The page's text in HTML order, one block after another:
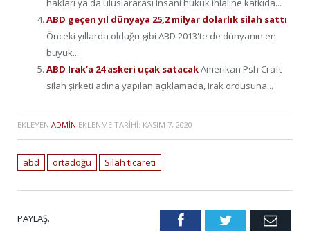
hakları ya da uluslararası insani hukuk ihlaline katkıda...
ABD geçen yıl dünyaya 25,2 milyar dolarlık silah sattı
Önceki yıllarda olduğu gibi ABD 2013'te de dünyanın en
büyük...
ABD Irak’a 24 askeri uçak satacakAmerikan Psh Craft
silah şirketi adına yapılan açıklamada, Irak ordusuna...
EKLEYEN ADMIN EKLENME TARIHI: KASIM 7, 2020
abd ortadoğu Silah ticareti
PAYLAŞ. FacebookTwitter Email